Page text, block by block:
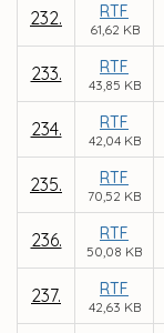
232. RTF
61,62 KB
233. RTF
43,85 KB
234. RTF
42,04 KB
235. RTF
70,52 KB
236. RTF
50,08 KB
237. RTF
42,63 KB